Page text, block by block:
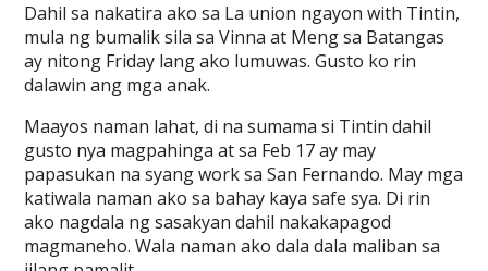
Dahil sa nakatira ako sa La union ngayon with Tintin,
mula ng bumalik sila sa Vinna at Meng sa Batangas
ay nitong Friday lang ako lumuwas. Gusto ko rin
dalawin ang mga anak.
Maayos naman lahat, di na sumama si Tintin dahil
gusto nya magpahinga at sa Feb 17 ay may
papasukan na syang work sa San Fernando. May mga
katiwala naman ako sa bahay kaya safe sya. Di rin
ako nagdala ng sasakyan dahil nakakapagod
magmaneho. Wala naman ako dala dala maliban sa